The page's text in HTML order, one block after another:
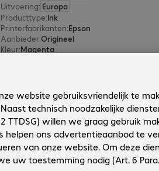
Uitvoering: Europa
Producttype:Ink
Printerfabrikanten:Epson
Aanbieder:Origineel
Kleur:Magenta
Epson GJIC5(C) Ink Cyan
Productnr.:
950565
Fabrikant-nr.:
C13S020564
Uitvoering Europa
Producttype:Ink